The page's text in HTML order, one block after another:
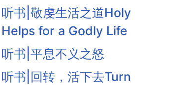
听书|敬虔生活之道Holy
Helps for a Godly Life
听书|平息不义之怒
听书|回转，活下去Turn